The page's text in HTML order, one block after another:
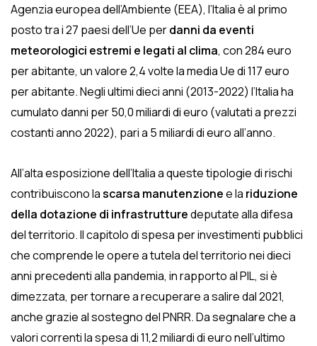
Agenzia europea dell’Ambiente (EEA), l’Italia è al primo
posto tra i 27 paesi dell’Ue perdanni da eventi
meteorologici estremi e legati al clima, con 284 euro
per abitante, un valore 2,4 volte la media Ue di 117 euro
per abitante. Negli ultimi dieci anni (2013-2022) l’Italia ha
cumulato danni per 50,0 miliardi di euro (valutati a prezzi
costanti anno 2022), pari a 5 miliardi di euro all’anno.
All’alta esposizione dell’Italia a queste tipologie di rischi
contribuiscono lascarsa manutenzionee la riduzione
della dotazione di infrastrutturedeputate alla difesa
del territorio. Il capitolo di spesa per investimenti pubblici
che comprende le opere a tutela del territorio nei dieci
anni precedenti alla pandemia, in rapporto al PIL, si è
dimezzata, per tornare a recuperare a salire dal 2021,
anche grazie al sostegno del PNRR. Da segnalare che a
valori correnti la spesa di 11,2 miliardi di euro nell’ultimo